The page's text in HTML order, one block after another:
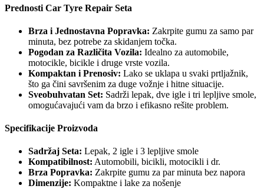
Prednosti Car Tyre Repair Seta
Brza i Jednostavna Popravka: Zakrpite gumu za samo par
minuta, bez potrebe za skidanjem točka.
Pogodan za Različita Vozila: Idealno za automobile,
motocikle, bicikle i druge vrste vozila.
Kompaktan i Prenosiv: Lako se uklapa u svaki prtljažnik,
što ga čini savršenim za duge vožnje i hitne situacije.
Sveobuhvatan Set: Sadrži lepak, dve igle i tri lepljive smole,
omogućavajući vam da brzo i efikasno rešite problem.
Specifikacije Proizvoda
Sadržaj Seta: Lepak, 2 igle i 3 lepljive smole
Kompatibilnost: Automobili, bicikli, motocikli i dr.
Brza Popravka: Zakrpite gumu za par minuta bez napora
Dimenzije: Kompaktne i lake za nošenje